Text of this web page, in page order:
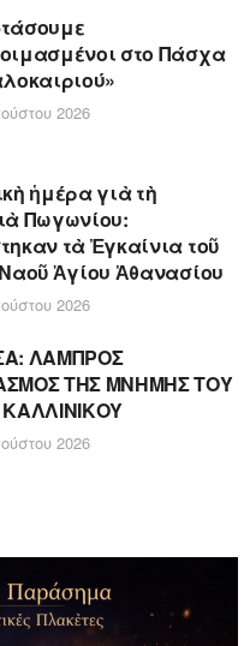
στο Πάσχα
2026
ἡμέρα γιὰ τὴ
Πωγωνίου:
τὰ Ἐγκαίνια τοῦ
Ἁγίου Ἀθανασίου
2026
ΛΑΜΠΡΟΣ
ΤΗΣ ΜΝΗΜΗΣ ΤΟΥ
2026